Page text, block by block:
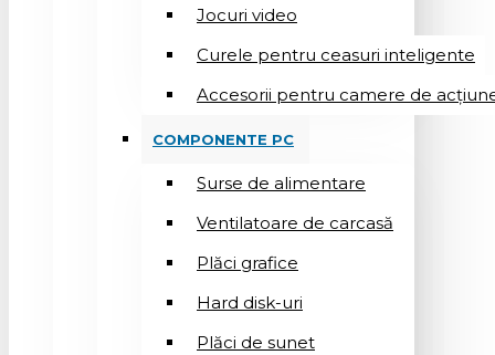
Jocuri video
Curele pentru ceasuri inteligente
Accesorii pentru camere de
COMPONENTE PC
Surse de alimentare
Ventilatoare de carcasă
Plăci grafice
Hard disk-uri
Plăci de sunet